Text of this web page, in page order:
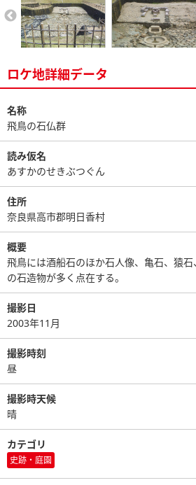
ロケ地詳細データ
名称
飛鳥の石仏群
読み仮名
あすかのせきぶつぐん
住所
奈良県高市郡明日香村
概要
飛鳥には酒船石のほか石人像、亀石、猿
の石造物が多く点在する。
撮影日
2003年11月
撮影時刻
昼
撮影時天候
晴
カテゴリ
史跡・庭園